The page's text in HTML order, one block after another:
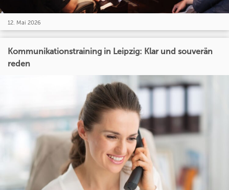
12. Mai 2026
Kommunikationstraining in Leipzig: Klar und souverän
reden